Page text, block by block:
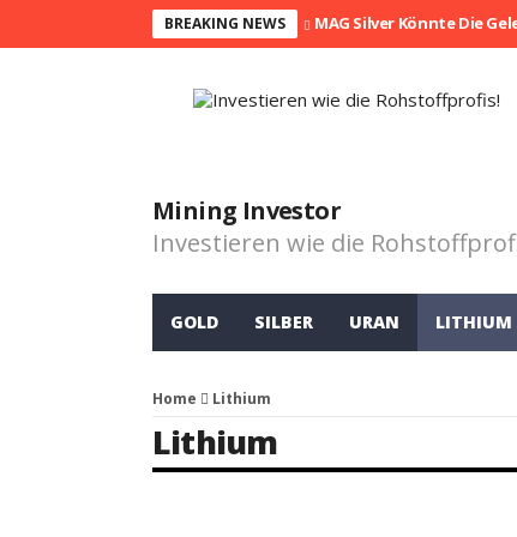
BREAKING NEWS MAG Silver Könnte Die
Mining Investor
Investieren wie die
GOLD SILBER URAN LITHIUM
Home Lithium
Lithium